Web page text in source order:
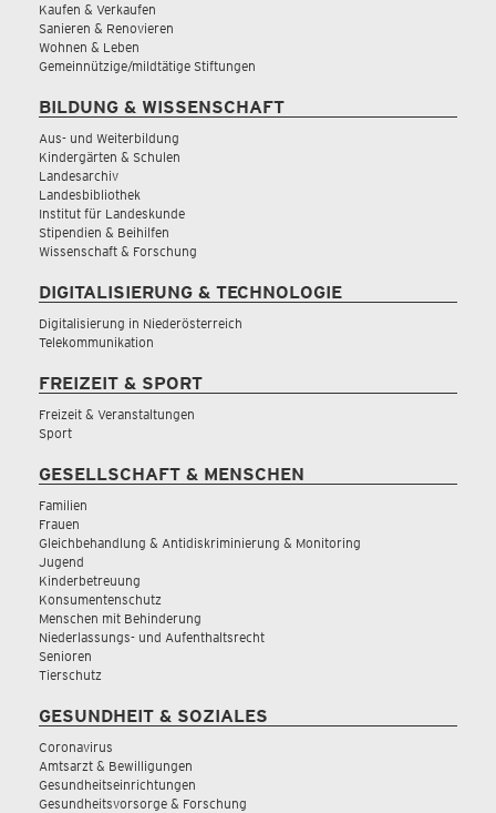
Kaufen & Verkaufen
Sanieren & Renovieren
Wohnen & Leben
Gemeinnützige/mildtätige Stiftungen
BILDUNG & WISSENSCHAFT
Aus- und Weiterbildung
Kindergärten & Schulen
Landesarchiv
Landesbibliothek
Institut für Landeskunde
Stipendien & Beihilfen
Wissenschaft & Forschung
DIGITALISIERUNG & TECHNOLOGIE
Digitalisierung in Niederösterreich
Telekommunikation
FREIZEIT & SPORT
Freizeit & Veranstaltungen
Sport
GESELLSCHAFT & MENSCHEN
Familien
Frauen
Gleichbehandlung & Antidiskriminierung & Monitoring
Jugend
Kinderbetreuung
Konsumentenschutz
Menschen mit Behinderung
Niederlassungs- und Aufenthaltsrecht
Senioren
Tierschutz
GESUNDHEIT & SOZIALES
Coronavirus
Amtsarzt & Bewilligungen
Gesundheitseinrichtungen
Gesundheitsvorsorge & Forschung